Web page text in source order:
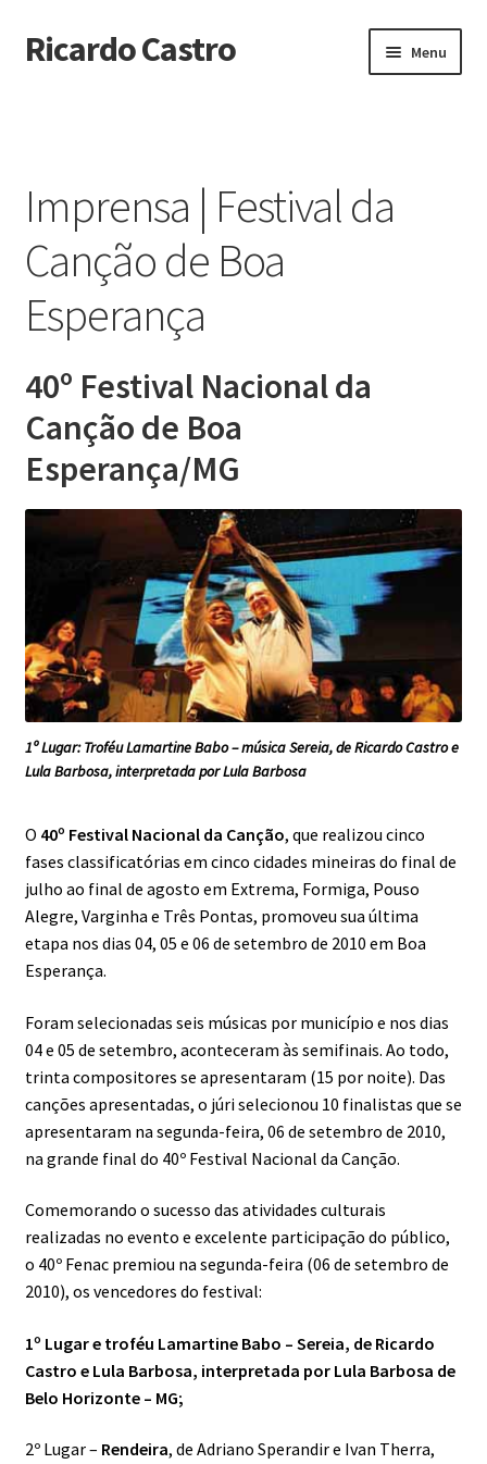
Pular
para
Pular
para
Ricardo Castro Menu
Imprensa
Imprensa | Canção: Mar de Espanha
Imprensa | CD Mar de Espanha
Imprensa | Centro de Arte Popular
Imprensa | Festival da Canção de Boa Esperança
Imprensa | Festival da Canção de Formiga
Imprensa | Projeto na Serra
Letras de Música
Letras de Música | Chão
Letras de Música | Estrela Guia
Letras de Música | Imagens
Letras de Música | Manhãs
Letras de Música | Sereia
Livro – Canções de Amor para Eduarda
Livro – Eduarda
Livro – Poemas para Pequeninos
Livros Publicados
Registro Fotográfico
Imprensa | Festival da
Canção de Boa
Esperança
40º Festival Nacional da
Canção de Boa
Esperança/MG
1º Lugar: Troféu Lamartine Babo – música Sereia, de Ricardo Castro e
Lula Barbosa, interpretada por Lula Barbosa
O 40º Festival Nacional da Canção, que realizou cinco
fases classificatórias em cinco cidades mineiras do final de
julho ao final de agosto em Extrema, Formiga, Pouso
Alegre, Varginha e Três Pontas, promoveu sua última
etapa nos dias 04, 05 e 06 de setembro de 2010 em Boa
Esperança.
Foram selecionadas seis músicas por município e nos dias
04 e 05 de setembro, aconteceram às semifinais. Ao todo,
trinta compositores se apresentaram (15 por noite). Das
canções apresentadas, o júri selecionou 10 finalistas que se
apresentaram na segunda-feira, 06 de setembro de 2010,
na grande final do 40º Festival Nacional da Canção.
Comemorando o sucesso das atividades culturais
realizadas no evento e excelente participação do público,
o 40º Fenac premiou na segunda-feira (06 de setembro de
2010), os vencedores do festival:
1º Lugar e troféu Lamartine Babo – Sereia, de Ricardo
Castro e Lula Barbosa, interpretada por Lula Barbosa de
Belo Horizonte – MG;
2º Lugar – Rendeira, de Adriano Sperandir e Ivan Therra,